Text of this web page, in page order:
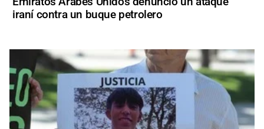
iraní contra un buque petrolero